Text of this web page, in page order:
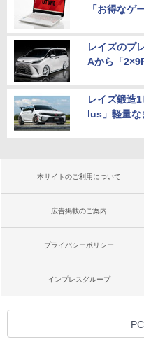
「お得なゲ
レイズのプ
Aから「
レイズ鍛造
lus」軽量な
本サイトのご利用について
広告掲載のご案内
プライバシーポリシー
インプレスグループ